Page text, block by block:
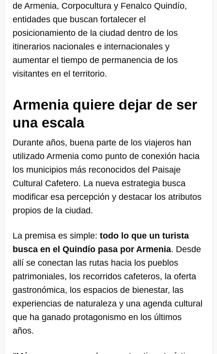
de Armenia, Corpocultura y Fenalco Quindío,
entidades que buscan fortalecer el
posicionamiento de la ciudad dentro de los
itinerarios nacionales e internacionales y
aumentar el tiempo de permanencia de los
visitantes en el territorio.
Armenia quiere dejar de ser
una escala
Durante años, buena parte de los viajeros han
utilizado Armenia como punto de conexión hacia
los municipios más reconocidos del Paisaje
Cultural Cafetero. La nueva estrategia busca
modificar esa percepción y destacar los atributos
propios de la ciudad.
La premisa es simple: todo lo que un turista
busca en el Quindío pasa por Armenia. Desde
allí se conectan las rutas hacia los pueblos
patrimoniales, los recorridos cafeteros, la oferta
gastronómica, los espacios de bienestar, las
experiencias de naturaleza y una agenda cultural
que ha ganado protagonismo en los últimos
años.